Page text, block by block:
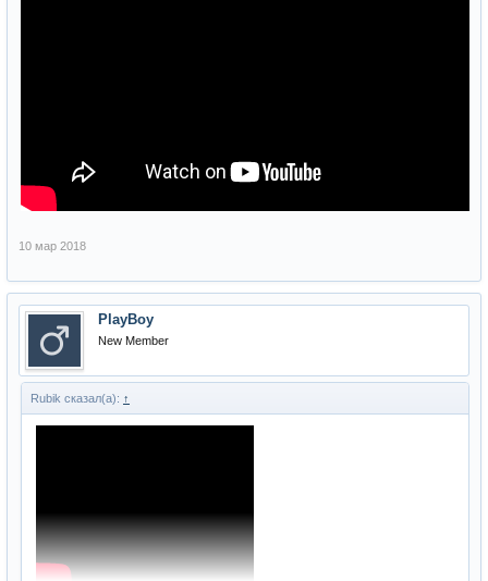
10 мар 2018
PlayBoy
New Member
Rubik сказал(а): ↑